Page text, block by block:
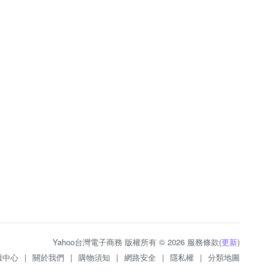
Yahoo台灣電子商務 版權所有 © 2026 服務條款(更新)
中心 | 關於我們 | 購物須知 | 網路安全 | 隱私權 | 分類地圖